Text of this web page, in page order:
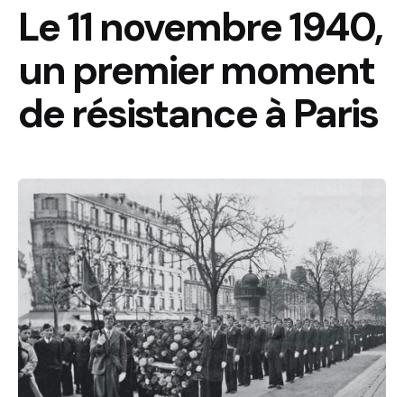
Le 11 novembre 1940,
un premier moment
de résistance à Paris
Résistance
Résistance